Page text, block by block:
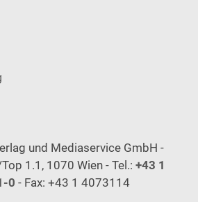
und Mediaservice GmbH -
1.1, 1070 Wien - Tel.: +43 1
0 - Fax: +43 1 4073114